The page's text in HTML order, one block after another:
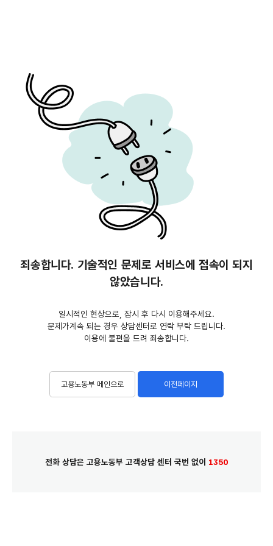
죄송합니다. 기술적인 문제로 서비스에 접속이 되지
않았습니다.
일시적인 현상으로, 잠시 후 다시 이용해주세요.
문제가계속 되는 경우 상담센터로 연락 부탁 드립니다.
이용에 불편을 드려 죄송합니다.
고용노동부 메인으로 이전페이지
전화 상담은 고용노동부 고객상담 센터 국번 없이 1350